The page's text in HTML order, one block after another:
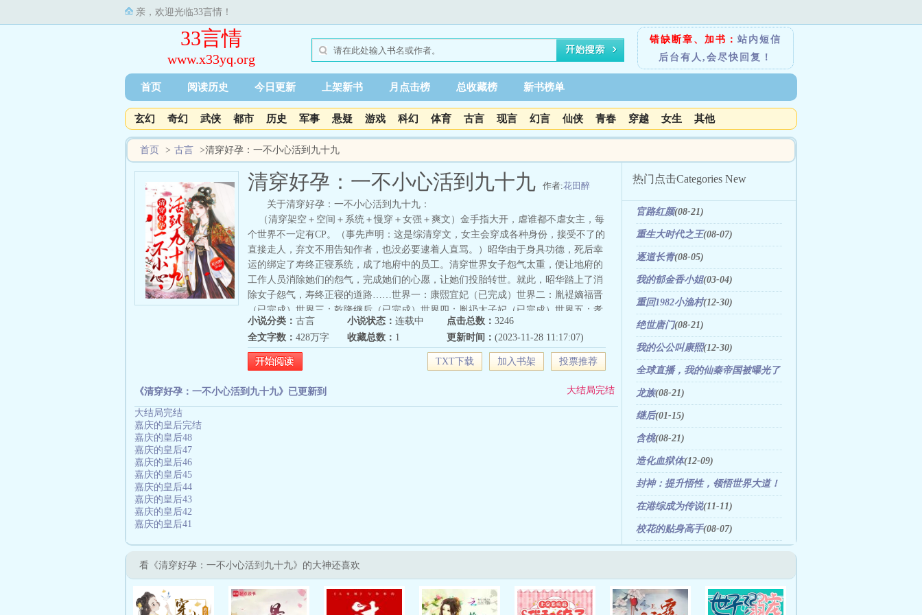
亲，欢迎光临33言情！
33言情
www.x33yq.org
错缺断章、加书： 站内短信
后台有人,会尽快回复！
首页 阅读历史 今日更新 上架新书 月点击榜 总收藏榜 新书榜单
玄幻 奇幻 武侠 都市 历史 军事 悬疑 游戏 科幻 体育 古言 现言 幻言 仙侠 青春 穿越 女生 其他
首页 > 古言 >清穿好孕：一不小心活到九十九
清穿好孕：一不小心活到九十九 作者:花田醉
关于清穿好孕：一不小心活到九十九：
（清穿架空＋空间＋系统＋慢穿＋女强＋爽文）金手指大开，虐谁都不虐女主，每
个世界不一定有CP。（事先声明：这是综清穿文，女主会穿成各种身份，接受不了的
直接走人，弃文不用告知作者，也没必要逮着人直骂。）昭华由于身具功德，死后幸
运的绑定了寿终正寝系统，成了地府中的员工。清穿世界女子怨气太重，便让地府的
工作人员消除她们的怨气，完成她们的心愿，让她们投胎转世。就此，昭华踏上了消
除女子怨气，寿终正寝的道路……世界一：康熙宜妃（已完成）世界二：胤褆嫡福晋
（已完成）世界三：乾隆继后（已完成）世界四：胤礽太子妃（已完成）世界五：孝
康章皇后（已完成）世界六：皇太极的皇后（已完成）世界七：胤禟嫡福晋（已完
成）世界八：隆科多的原配（已完成）世界九：雍正的皇后（已完成）世界十：胤祺
嫡福晋（已完成）世界十一：小玉儿（已完成）世界十二：十三福晋（正在更新
中……）
小说分类： 古言 小说状态： 连载中 点击总数： 3246
全文字数： 428万字 收藏总数： 1 更新时间： (2023-11-28 11:17:07)
TXT下载 加入书架 投票推荐
《清穿好孕：一不小心活到九十九》已更新到 大结局完结
大结局完结
嘉庆的皇后完结
嘉庆的皇后48
嘉庆的皇后47
嘉庆的皇后46
嘉庆的皇后45
嘉庆的皇后44
嘉庆的皇后43
嘉庆的皇后42
嘉庆的皇后41
热门点击Categories New
官路红颜(08-21)
重生大时代之王(08-07)
逐道长青(08-05)
我的郁金香小姐(03-04)
重回1982小渔村(12-30)
绝世唐门(08-21)
我的公公叫康熙(12-30)
全球直播，我的仙秦帝国被曝光了
(01-28)
龙族(08-21)
继后(01-15)
含桃(08-21)
造化血狱体(12-09)
封神：提升悟性，领悟世界大道！
(08-21)
在港综成为传说(11-11)
校花的贴身高手(08-07)
看《清穿好孕：一不小心活到九十九》的大神还喜欢